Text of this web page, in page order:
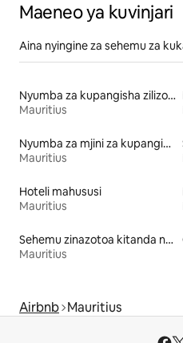
Maeneo ya kuvinjari
Aina nyingine za sehemu za
Nyumba za kupangisha zilizo na sauna
Mauritius
Nyumba za mjini za kupangisha
Mauritius
Hoteli mahususi
Mauritius
Sehemu zinazotoa kitanda na kifungua kinywa
Mauritius
Airbnb Mauritius